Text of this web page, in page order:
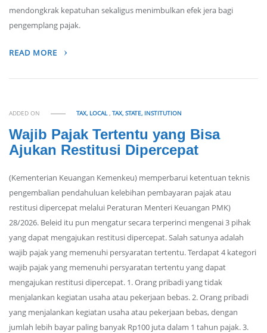
mendongkrak kepatuhan sekaligus menimbulkan efek jera bagi
pengemplang pajak.
READ MORE
ADDED ON TAX, LOCAL,TAX, STATE, INSTITUTION
Wajib Pajak Tertentu yang Bisa
Ajukan Restitusi Dipercepat
(Kementerian Keuangan Kemenkeu) memperbarui ketentuan teknis
pengembalian pendahuluan kelebihan pembayaran pajak atau
restitusi dipercepat melalui Peraturan Menteri Keuangan PMK)
28/2026. Beleid itu pun mengatur secara terperinci mengenai 3 pihak
yang dapat mengajukan restitusi dipercepat. Salah satunya adalah
wajib pajak yang memenuhi persyaratan tertentu. Terdapat 4 kategori
wajib pajak yang memenuhi persyaratan tertentu yang dapat
mengajukan restitusi dipercepat. 1. Orang pribadi yang tidak
menjalankan kegiatan usaha atau pekerjaan bebas. 2. Orang pribadi
yang menjalankan kegiatan usaha atau pekerjaan bebas, dengan
jumlah lebih bayar paling banyak Rp100 juta dalam 1 tahun pajak. 3.